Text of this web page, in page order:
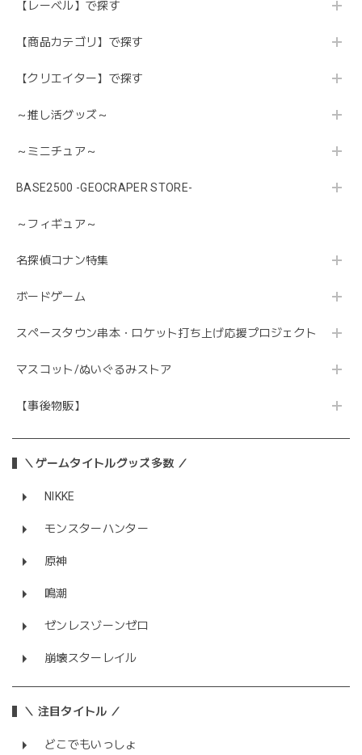
【レーベル】で探す
【商品カテゴリ】で探す
【クリエイター】で探す
～推し活グッズ～
～ミニチュア～
BASE2500 -GEOCRAPER STORE-
～フィギュア～
名探偵コナン特集
ボードゲーム
スペースタウン串本・ロケット打ち上げ応援プロジェクト
マスコット/ぬいぐるみストア
【事後物販】
＼ゲームタイトルグッズ多数 ／
NIKKE
モンスターハンター
原神
鳴潮
ゼンレスゾーンゼロ
崩壊スターレイル
＼ 注目タイトル ／
どこでもいっしょ